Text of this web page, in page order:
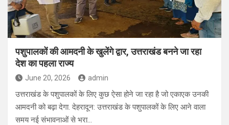
पशुपालकों की आमदनी के खुलेंगे द्वार, उत्तराखंड बनने जा रहा
देश का पहला राज्य
June 20, 2026 admin
उत्तराखंड के पशुपालकों के लिए कुछ ऐसा होने जा रहा है जो एकाएक उनकी
आमदनी को बढ़ा देगा. देहरादून: उत्तराखंड के पशुपालकों के लिए आने वाला
समय नई संभावनाओं से भरा…